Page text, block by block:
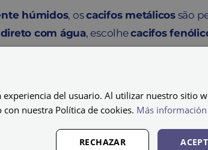
húmidos, oscacifos metálicossão
com água, escolhecacifos
del usuario. Al utilizar nuestro sitio
nuestra Política de cookies. Más información
RECHAZAR